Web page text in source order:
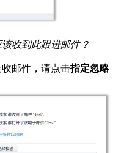
收到此跟进邮件？
邮件，请点击指定忽略